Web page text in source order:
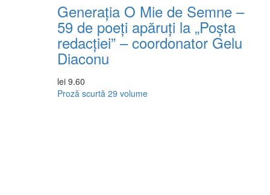
Generația O Mie de Semne –
59 de poeți apăruți la „Poșta
redacției” – coordonator Gelu
Diaconu
lei 9.60
Proză scurtă 29 volume